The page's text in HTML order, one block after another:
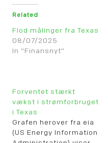
Related
Flod målinger fra Texas
08/07/2025
In "Finansnyt"
Forventet stærkt
vækst i strømforbruget
i Texas
Grafen herover fra eia
(US Energy Information